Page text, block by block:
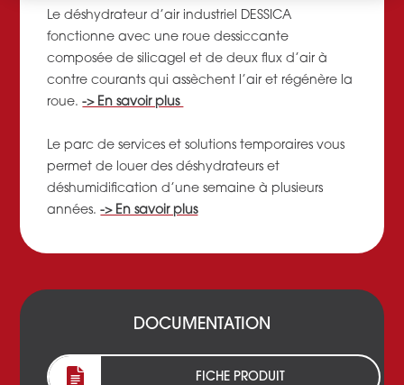
Le déshydrateur d’air industriel DESSICA
fonctionne avec une roue dessiccante
composée de silicagel et de deux flux d’air à
contre courants qui assèchent l’air et régénère la
roue.-> En savoir plus
Le parc de services et solutions temporaires vous
permet de louer des déshydrateurs et
déshumidification d’une semaine à plusieurs
années.-> En savoir plus
DOCUMENTATION
FICHE PRODUIT